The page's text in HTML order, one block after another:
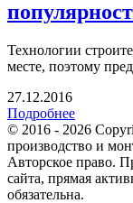
Технологии
месте, поэтому
27.12.2016
Подробнее
© 2016 - 2026
производство и
Авторское право.
сайта, прямая
обязательна.